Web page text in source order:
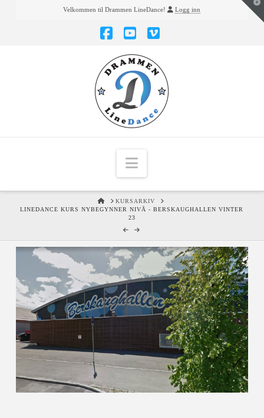
Velkommen til Drammen LineDance! Logg inn
Navigation
HOMEKURSARKIV
LINEDANCE KURS NYBEGYNNER NIVÅ - BERSKAUGHALLEN VINTER
23